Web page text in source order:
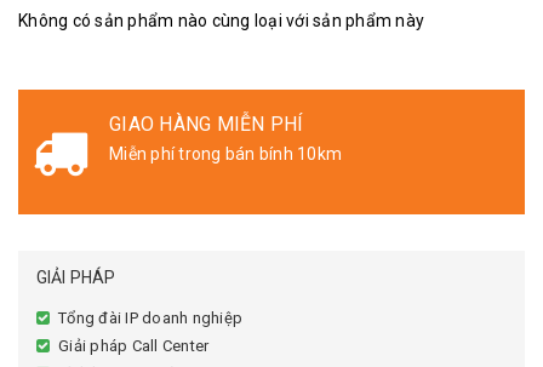
Không có sản phẩm nào cùng loại với sản phẩm này
GIAO HÀNG MIỄN PHÍ
Miễn phí trong bán bính 10km
GIẢI PHÁP
Tổng đài IP doanh nghiệp
Giải pháp Call Center